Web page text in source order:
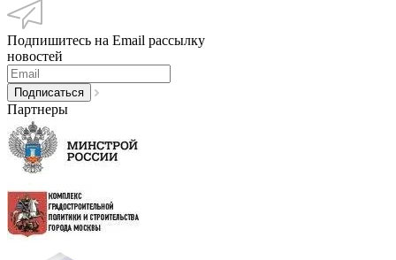
Подпишитесь на Email рассылку
новостей
Партнеры